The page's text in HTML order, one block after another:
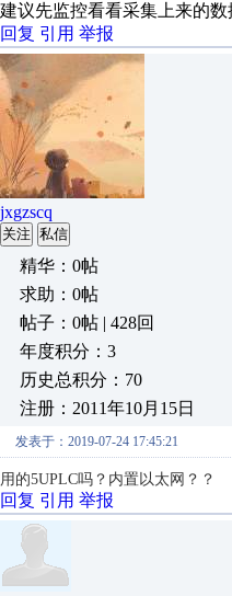
建议先监控看看采集上来的
回复 引用 举报
jxgzscq
关注 私信
精华：0帖
求助：0帖
帖子：0帖 | 428回
年度积分：3
历史总积分：70
注册：2011年10月15日
发表于：2019-07-24 17:45:21
用的5UPLC吗？内置以太网？？
回复 引用 举报